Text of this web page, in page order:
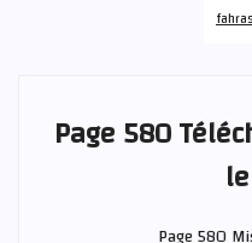
fahras
Page 580